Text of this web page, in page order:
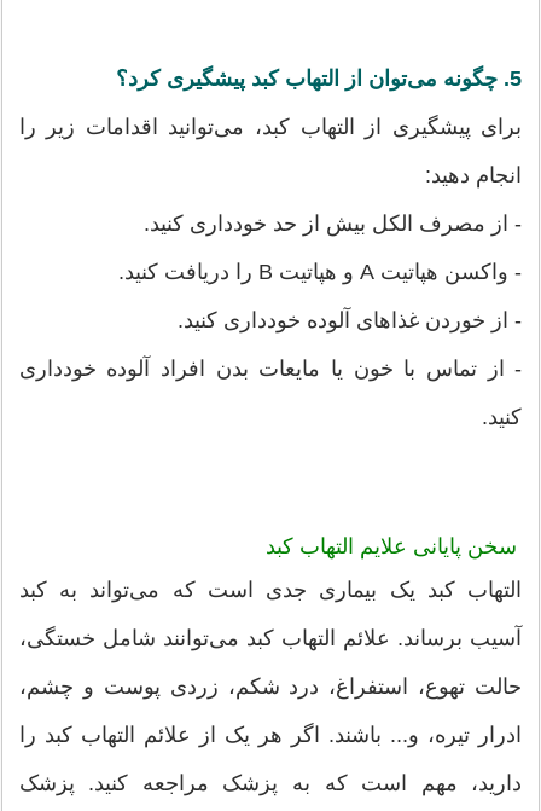
5. چگونه می‌توان از التهاب کبد پیشگیری کرد؟
برای پیشگیری از التهاب کبد، می‌توانید اقدامات زیر را
انجام دهید:
- از مصرف الکل بیش از حد خودداری کنید.
- واکسن هپاتیت A و هپاتیت B را دریافت کنید.
- از خوردن غذاهای آلوده خودداری کنید.
- از تماس با خون یا مایعات بدن افراد آلوده خودداری
کنید.
سخن پایانی علایم التهاب کبد
التهاب کبد یک بیماری جدی است که می‌تواند به کبد
آسیب برساند. علائم التهاب کبد می‌توانند شامل خستگی،
حالت تهوع، استفراغ، درد شکم، زردی پوست و چشم،
ادرار تیره، و... باشند. اگر هر یک از علائم التهاب کبد را
دارید، مهم است که به پزشک مراجعه کنید. پزشک